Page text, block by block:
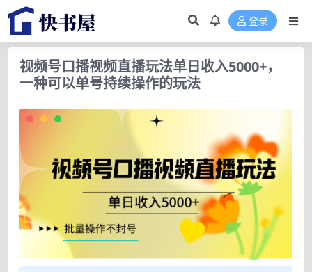
登录
视频号口播视频直播玩法单日收入5000+，
一种可以单号持续操作的玩法